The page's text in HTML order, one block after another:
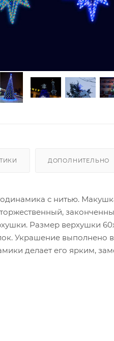
ДОПОЛНИТЕЛЬНО
с нитью.
Размер верхушки
Украшение выполнено
делает его ярким,